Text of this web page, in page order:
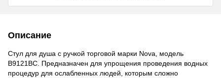
Описание
Стул для душа с ручкой торговой марки Nova, модель
В9121ВС. Предназначен для упрощения проведения водных
процедур для ослабленных людей, которым сложно